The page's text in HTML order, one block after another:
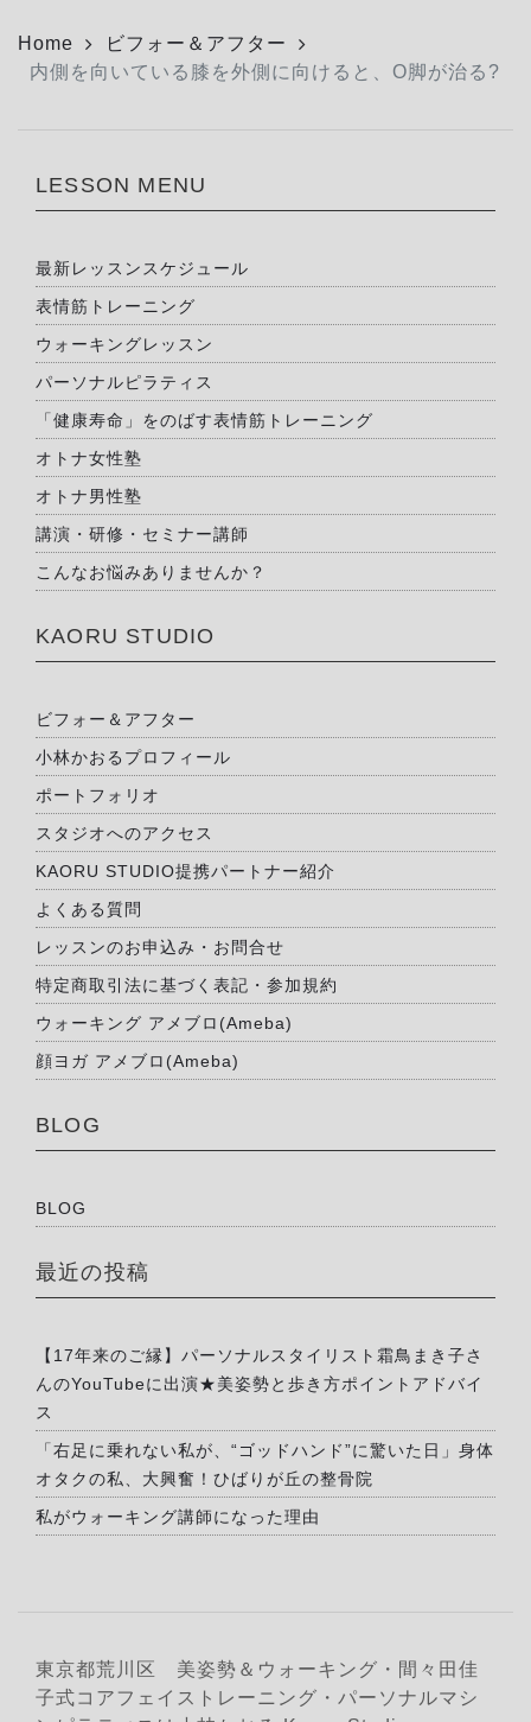
Home
ビフォー＆アフター
内側を向いている膝を外側に向けると、O脚が治る?
LESSON MENU
最新レッスンスケジュール
表情筋トレーニング
ウォーキングレッスン
パーソナルピラティス
「健康寿命」をのばす表情筋トレーニング
オトナ女性塾
オトナ男性塾
講演・研修・セミナー講師
こんなお悩みありませんか？
KAORU STUDIO
ビフォー＆アフター
小林かおるプロフィール
ポートフォリオ
スタジオへのアクセス
KAORU STUDIO提携パートナー紹介
よくある質問
レッスンのお申込み・お問合せ
特定商取引法に基づく表記・参加規約
ウォーキング アメブロ(Ameba)
顔ヨガ アメブロ(Ameba)
BLOG
BLOG
最近の投稿
【17年来のご縁】パーソナルスタイリスト霜鳥まき子さ
んのYouTubeに出演★美姿勢と歩き方ポイントアドバイ
ス
「右足に乗れない私が、“ゴッドハンド”に驚いた日」身体
オタクの私、大興奮！ひばりが丘の整骨院
私がウォーキング講師になった理由
東京都荒川区 美姿勢＆ウォーキング・間々田佳
子式コアフェイストレーニング・パーソナルマシ